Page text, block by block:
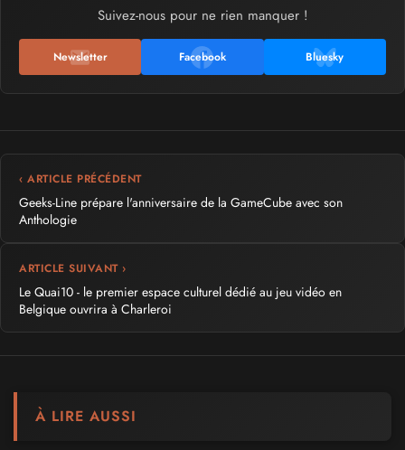
Suivez-nous pour ne rien manquer !
Newsletter Facebook Bluesky
‹ ARTICLE PRÉCÉDENT
Geeks-Line prépare l'anniversaire de la GameCube avec son
Anthologie
ARTICLE SUIVANT ›
Le Quai10 - le premier espace culturel dédié au jeu vidéo en
Belgique ouvrira à Charleroi
À LIRE AUSSI